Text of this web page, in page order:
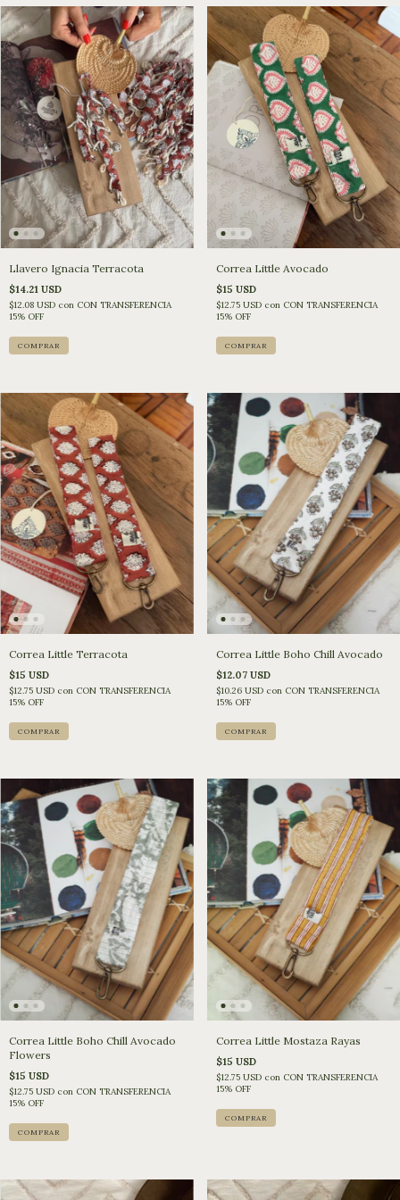
Llavero Ignacia Terracota
$14.21 USD
$12.08 USD con CON TRANSFERENCIA
15% OFF
Correa Little Avocado
$15 USD
$12.75 USD con CON TRANSFERENCIA
15% OFF
Correa Little Terracota
$15 USD
$12.75 USD con CON TRANSFERENCIA
15% OFF
Correa Little Boho Chill Avocado
$12.07 USD
$10.26 USD con CON TRANSFERENCIA
15% OFF
Correa Little Boho Chill Avocado
Flowers
$15 USD
$12.75 USD con CON TRANSFERENCIA
15% OFF
Correa Little Mostaza Rayas
$15 USD
$12.75 USD con CON TRANSFERENCIA
15% OFF